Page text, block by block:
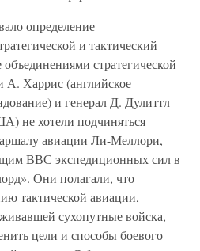
определение
и тактический
стратегической
А. Харрис (английское
и генерал Д. Дулиттл
не хотели подчиняться
авиации Ли-Меллори,
ВВС экспедиционных сил в
Они полагали, что
тактической авиации,
сухопутные войска,
цели и способы боевого